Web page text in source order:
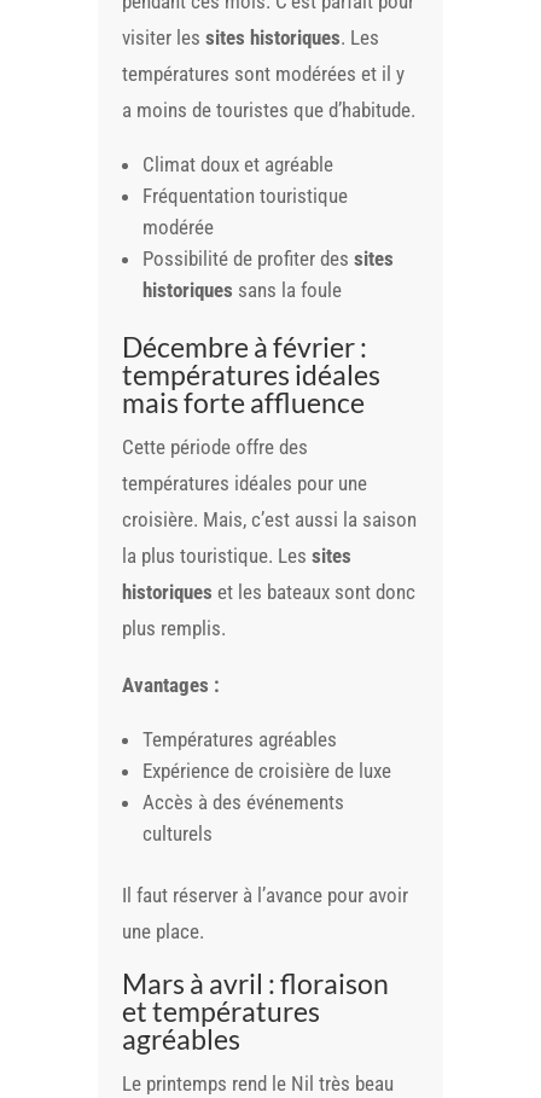
visiter lessites historiques. Les
températures sont modérées et il y
a moins de touristes que d’habitude.
Climat doux et agréable
Fréquentation touristique
modérée
Possibilité de profiter dessites
historiques sans la foule
Décembre à février :
températures idéales
mais forte affluence
Cette période offre des
températures idéales pour une
croisière. Mais, c’est aussi la saison
la plus touristique. Lessites
historiques et les bateaux sont donc
plus remplis.
Avantages :
Températures agréables
Expérience de croisière de luxe
Accès à des événements
culturels
Il faut réserver à l’avance pour avoir
une place.
Mars à avril : floraison
et températures
agréables
Le printemps rend le Nil très beau